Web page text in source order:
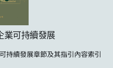
業可持續發展
持續發展章節及其指引內容索引